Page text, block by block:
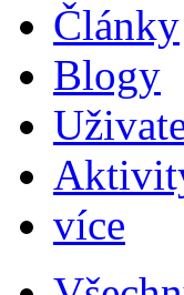
Články
Blogy
více